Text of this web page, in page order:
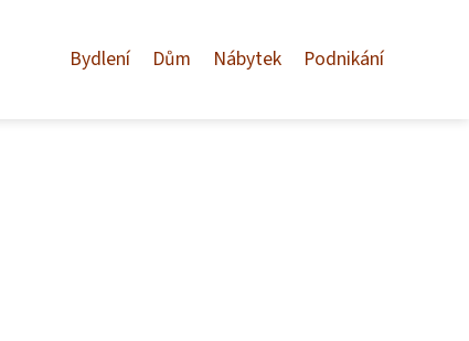
Bydlení Dům Nábytek Podnikání